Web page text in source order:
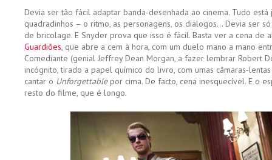
Devia ser tão fácil adaptar banda-desenhada ao cinema. Tudo está
quadradinhos – o ritmo, as personagens, os diálogos… Devia ser
de bricolage. E Snyder prova que isso é fácil. Basta ver a cena de
Guardiões, que abre a cem à hora, com um duelo mano a mano
Comediante (genial Jeffrey Dean Morgan, a fazer lembrar Robert
incógnito, tirado a papel químico do livro, com umas câmaras-
cantar o Unforgettablepor cima. De facto, cena inesquecível. E o
resto do filme, que é longo.